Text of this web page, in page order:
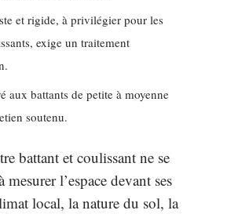
et rigide, à privilégier pour les
exige un traitement
aux battants de petite à moyenne
soutenu.
battant et coulissant ne se
mesurer l’espace devant ses
local, la nature du sol, la